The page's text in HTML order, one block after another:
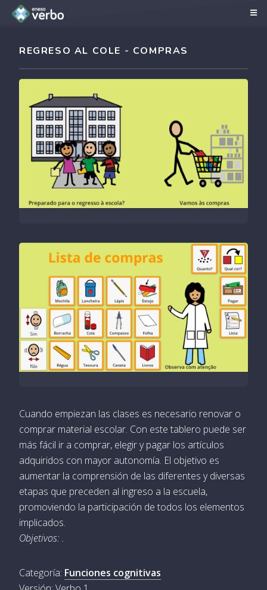
REGRESO AL COLE - COMPRAS
Cuando empiezan las clases es necesario renovar o
comprar material escolar. Con este tablero puede ser
más fácil ir a comprar, elegir y pagar los artículos
adquiridos con mayor autonomía. El objetivo es
aumentar la comprensión de las diferentes y diversas
etapas que preceden al ingreso a la escuela,
promoviendo la participación de todos los elementos
implicados.
Objetivos: .
Categoría: Funciones cognitivas